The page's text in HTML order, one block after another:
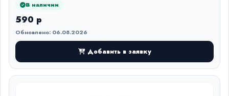
В наличии
590 р
Обновлено: 06.08.2026
Добавить в заявку